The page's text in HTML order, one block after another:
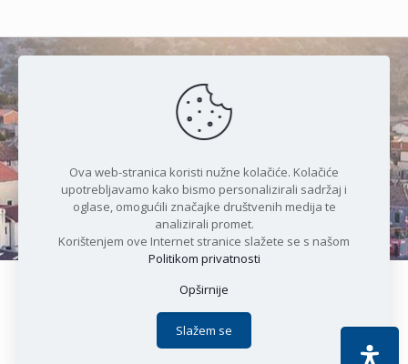
Čudesan spoj kristalnog mora i
prirode
Copyright © 2021 Općina Karlobag | Sva prava pridržana |
Politika privatnosti
Apoc IT
Ova web-stranica koristi nužne kolačiće. Kolačiće
upotrebljavamo kako bismo personalizirali sadržaj i
oglase, omogućili značajke društvenih medija te
analizirali promet.
Korištenjem ove Internet stranice slažete se s našom
Politikom privatnosti
Opširnije
Slažem se